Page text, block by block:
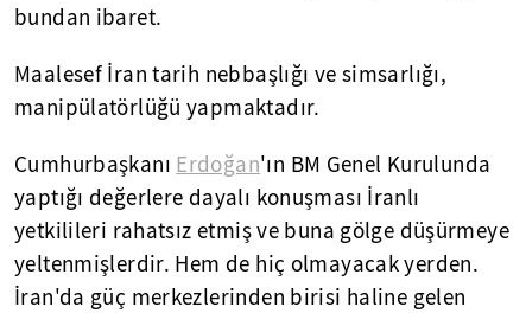
bundan ibaret.
Maalesef İran tarih nebbaşlığı ve simsarlığı,
manipülatörlüğü yapmaktadır.
Cumhurbaşkanı Erdoğan'ın BM Genel Kurulunda
yaptığı değerlere dayalı konuşması İranlı
yetkilileri rahatsız etmiş ve buna gölge düşürmeye
yeltenmişlerdir. Hem de hiç olmayacak yerden.
İran'da güç merkezlerinden birisi haline gelen